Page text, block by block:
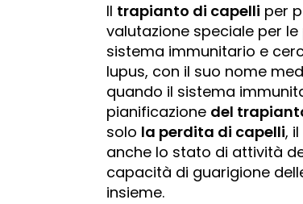
Il trapianto di capelli per
valutazione speciale per
sistema immunitario e
lupus, con il suo nome
quando il sistema
pianificazione del
solo la perdita di capelli,
anche lo stato di attività
capacità di guarigione
insieme.